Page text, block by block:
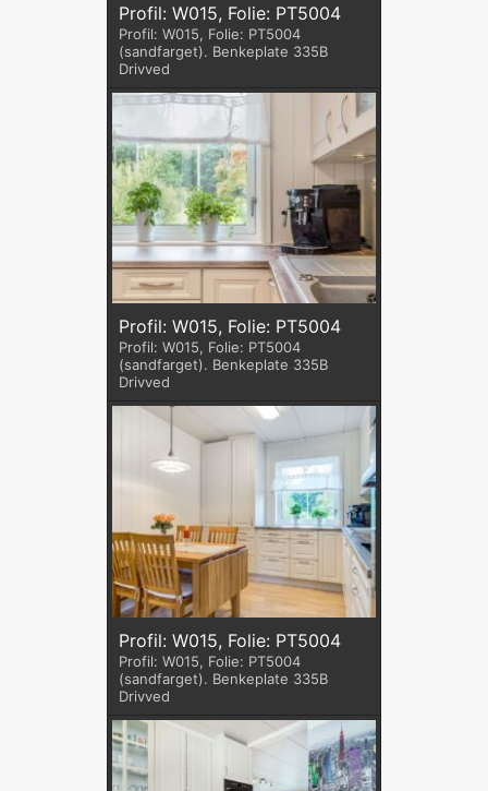
Profil: W015, Folie: PT5004
Profil: W015, Folie: PT5004
(sandfarget). Benkeplate 335B
Drivved
Profil: W015, Folie: PT5004
Profil: W015, Folie: PT5004
(sandfarget). Benkeplate 335B
Drivved
Profil: W015, Folie: PT5004
Profil: W015, Folie: PT5004
(sandfarget). Benkeplate 335B
Drivved